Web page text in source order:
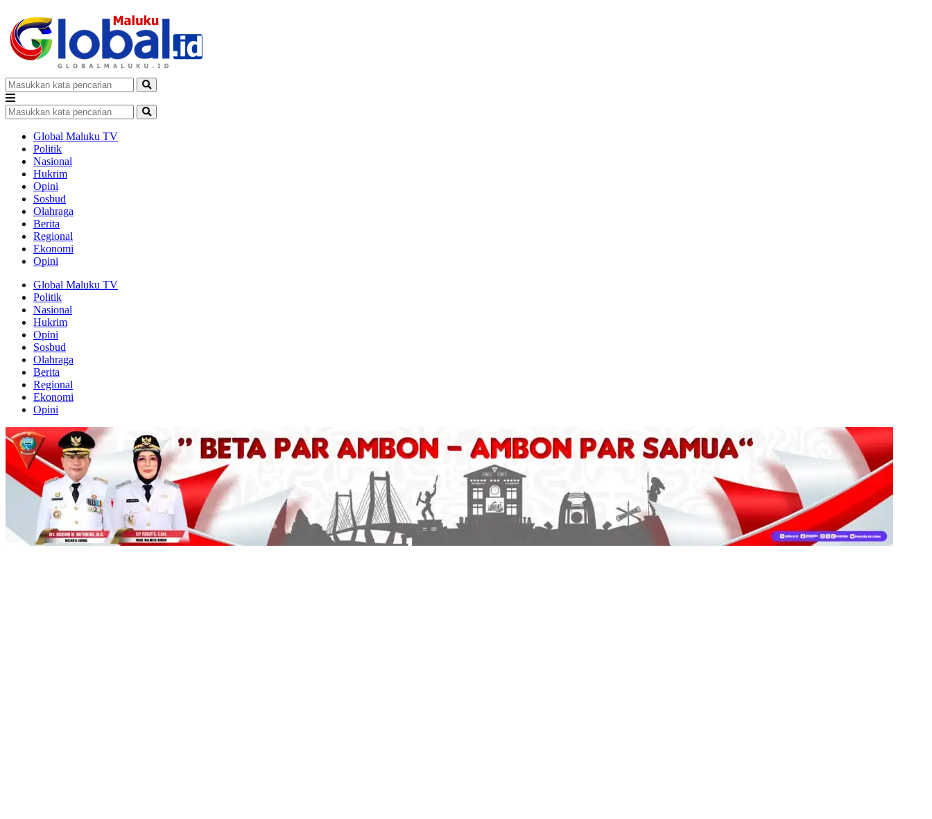
Global Maluku TV
Politik
Nasional
Hukrim
Opini
Sosbud
Olahraga
Berita
Regional
Ekonomi
Opini
Global Maluku TV
Politik
Nasional
Hukrim
Opini
Sosbud
Olahraga
Berita
Regional
Ekonomi
Opini